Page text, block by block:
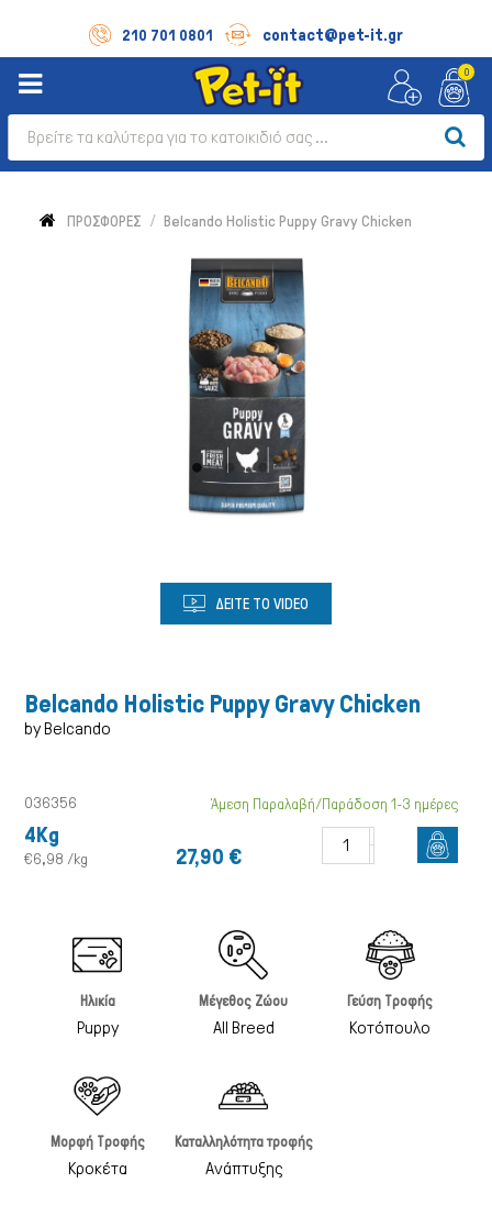
210 701 0801 contact@pet-it.gr
0
ΠΡΟΣΦΟΡΕΣ Belcando Holistic Puppy Gravy Chicken
ΔΕΙΤΕ ΤΟ VIDEO
Belcando Holistic Puppy Gravy Chicken
by Belcando
4Kg
€6,98 /kg
036356 Άμεση Παραλαβή/Παράδοση 1-3 ημέρες
27,90 €
Ηλικία
Puppy
Μέγεθος Ζώου
All Breed
Γεύση Τροφής
Κοτόπουλο
Μορφή Τροφής
Κροκέτα
Καταλληλότητα τροφής
Ανάπτυξης